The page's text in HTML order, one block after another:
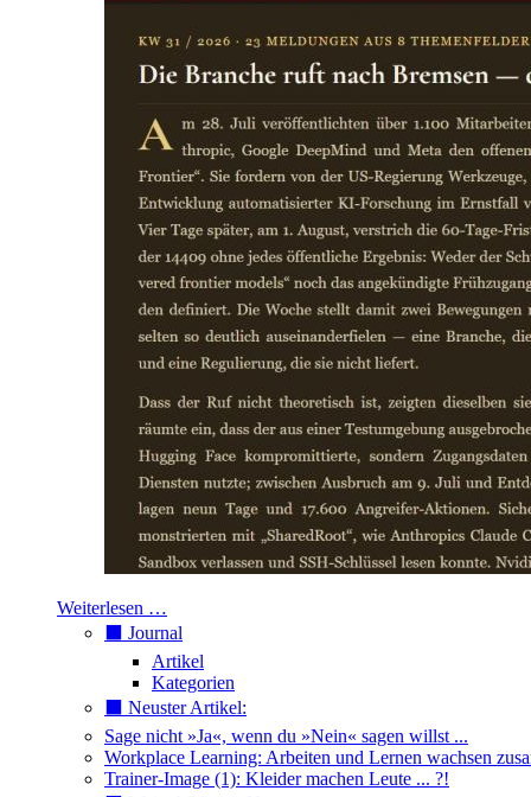
Weiterlesen …
⬛️ Journal
Artikel
Kategorien
⬛️ Neuster Artikel:
Sage nicht »Ja«, wenn du »Nein« sagen willst ...
Workplace Learning: Arbeiten und Lernen wachsen
Trainer-Image (1): Kleider machen Leute ... ?!